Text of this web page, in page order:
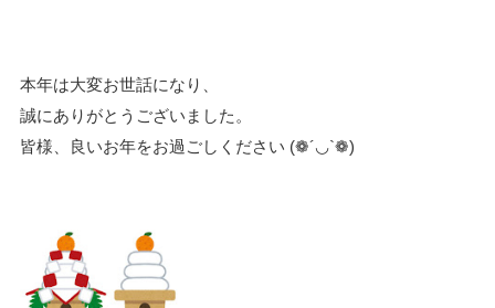
本年は大変お世話になり、
誠にありがとうございました。
皆様、良いお年をお過ごしください (❁´◡`❁)